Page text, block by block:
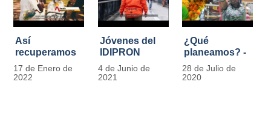
Así
recuperamos
las bancas del
Park Way
17 de Enero de
2022
Jóvenes del
IDIPRON
comprometidos
con la
4 de Junio de
2021
¿Qué
planeamos? -
Por Carlos
Marín, director
28 de Julio de
2020